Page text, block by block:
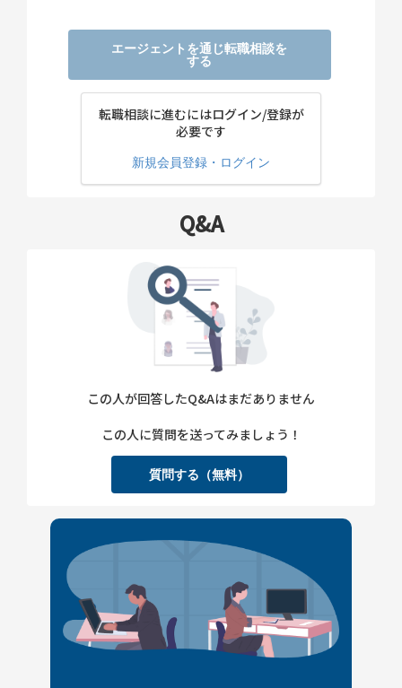
エージェントを通じ転職相談を
する
転職相談に進むにはログイン/登録が
必要です
新規会員登録・ログイン
Q&A
この人が回答したQ&Aはまだありません
この人に質問を送ってみましょう！
質問する（無料）